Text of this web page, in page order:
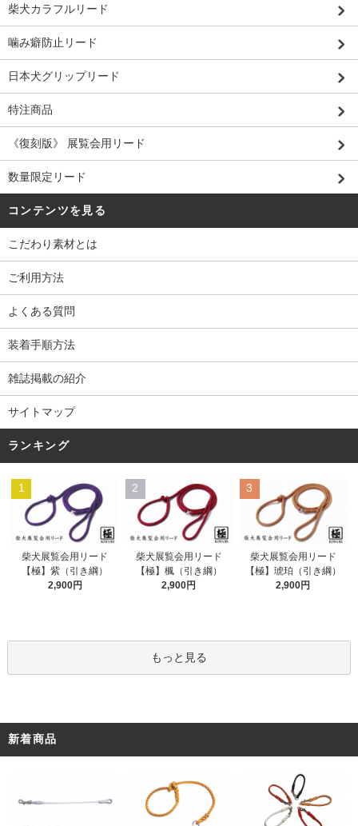
柴犬カラフルリード
噛み癖防止リード
日本犬グリップリード
特注商品
《復刻版》 展覧会用リード
数量限定リード
コンテンツを見る
こだわり素材とは
ご利用方法
よくある質問
装着手順方法
雑誌掲載の紹介
サイトマップ
ランキング
1
柴犬展覧会用リード
【極】紫（引き綱）
2,900円
2
柴犬展覧会用リード
【極】楓（引き綱）
2,900円
3
柴犬展覧会用リード
【極】琥珀（引き綱）
2,900円
もっと見る
新着商品